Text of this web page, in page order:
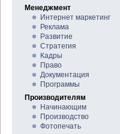
Менеджмент
Интернет маркетинг
Реклама
Развитие
Стратегия
Кадры
Право
Документация
Программы
Производителям
Начинающим
Производство
Фотопечать